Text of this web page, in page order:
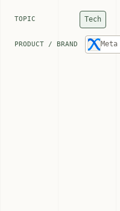
TOPIC Tech
PRODUCT / BRAND Meta